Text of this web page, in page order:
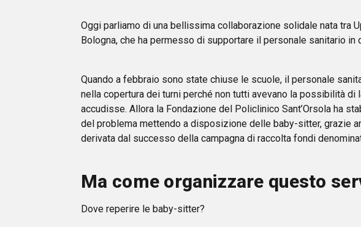
Oggi parliamo di una bellissima collaborazione solidale nata tra
Bologna, che ha permesso di supportare il personale sanitario in
Quando a febbraio sono state chiuse le scuole, il personale
nella copertura dei turni perché non tutti avevano la possibilità di
accudisse. Allora la Fondazione del Policlinico Sant’Orsola ha
del problema mettendo a disposizione delle baby-sitter, grazie
derivata dal successo della campagna di raccolta fondi
Ma come organizzare questo
Dove reperire le baby-sitter?